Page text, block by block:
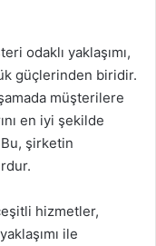
odaklı yaklaşımı,
güçlerinden biridir.
müşterilere
en iyi şekilde
şirketin
hizmetler,
ile